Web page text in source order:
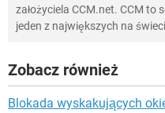
założyciela CCM.net. CCM
jeden z największych na
Zobacz również
Blokada wyskakujących